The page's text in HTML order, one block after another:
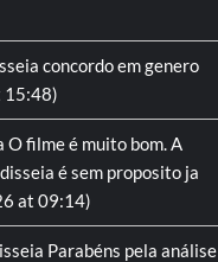
concordo em genero
O filme é muito bom. A
é sem proposito ja
at 09:14)
Parabéns pela análise